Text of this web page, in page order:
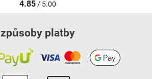
4.85/ 5.00
způsoby platby